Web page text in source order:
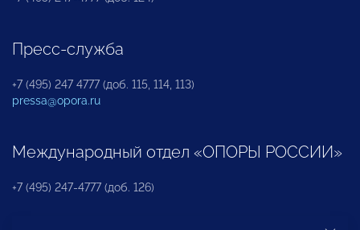
Пресс-служба
+7 (495) 247 4777 (доб. 115, 114, 113)
pressa@opora.ru
Международный отдел «ОПОРЫ РОССИИ»
+7 (495) 247-4777 (доб. 126)